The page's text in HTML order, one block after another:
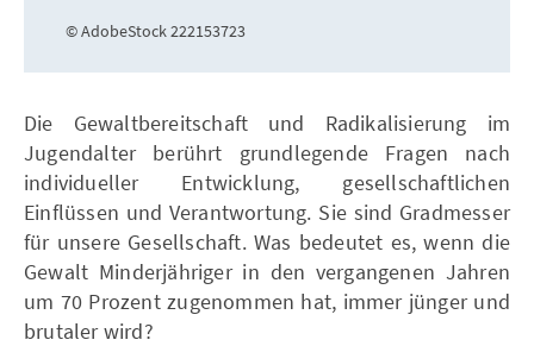
© AdobeStock 222153723
Die Gewaltbereitschaft und Radikalisierung im
Jugendalter berührt grundlegende Fragen nach
individueller Entwicklung, gesellschaftlichen
Einflüssen und Verantwortung. Sie sind Gradmesser
für unsere Gesellschaft. Was bedeutet es, wenn die
Gewalt Minderjähriger in den vergangenen Jahren
um 70 Prozent zugenommen hat, immer jünger und
brutaler wird?